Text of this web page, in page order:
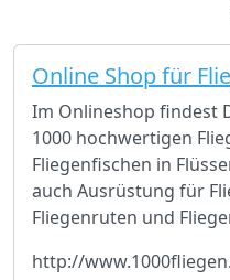
Online Shop für
Im Onlineshop findest
1000 hochwertigen
Fliegenfischen in
auch Ausrüstung für
Fliegenruten und
http://